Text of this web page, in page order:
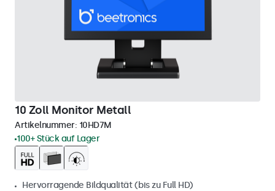
10 Zoll Monitor Metall
Artikelnummer: 10HD7M
100+ Stück auf Lager
Hervorragende Bildqualität (bis zu Full HD)